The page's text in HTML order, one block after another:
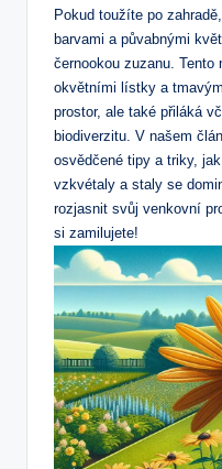
Pokud toužíte po
barvami a půvabnými
černookou zuzanu.
okvětními lístky a
prostor, ale také přiláká
biodiverzitu. V našem
osvědčené tipy a triky,
vzkvétaly a staly se
rozjasnit svůj venkovní
si zamilujete!